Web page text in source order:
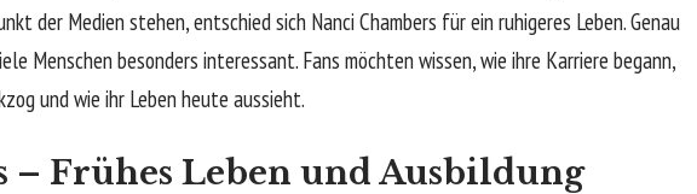
der Medien stehen, entschied sich Nanci Chambers für ein ruhigeres Leben. Genau
Menschen besonders interessant. Fans möchten wissen, wie ihre Karriere begann,
und wie ihr Leben heute aussieht.
– Frühes Leben und Ausbildung